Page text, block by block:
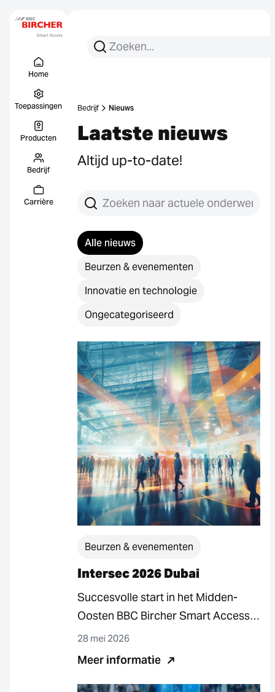
Home
Toepassingen
Producten
Bedrijf
Carrière
Zoeken:
Zoek op
Bedrijf Nieuws
Laatste nieuws
Altijd up-to-date!
Zoek berichten
Alle nieuws
Beurzen & evenementen
Innovatie en technologie
Ongecategoriseerd
3 Resultaten
Beurzen & evenementen
Intersec 2026 Dubai
Succesvolle start in het Midden-
Oosten BBC Bircher Smart Access
op Intersec in Dubai. De 27e editie
van ’s…
28 mei 2026
Meer informatie